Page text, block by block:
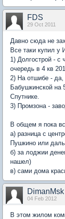
FDS
29 Oct 2011
Давно сюда не
Все таки купил у
1) Долгострой - с
очередь в 4 кв
2) На отшибе -
Бабушкинской на
Спутнике.
3) Промзона -
В общем я пока
а) разница с
Пушкино или
б) за лоджии
нашел)
в) сами дома
DimanMsk
04 Feb 2012
В этом жилом